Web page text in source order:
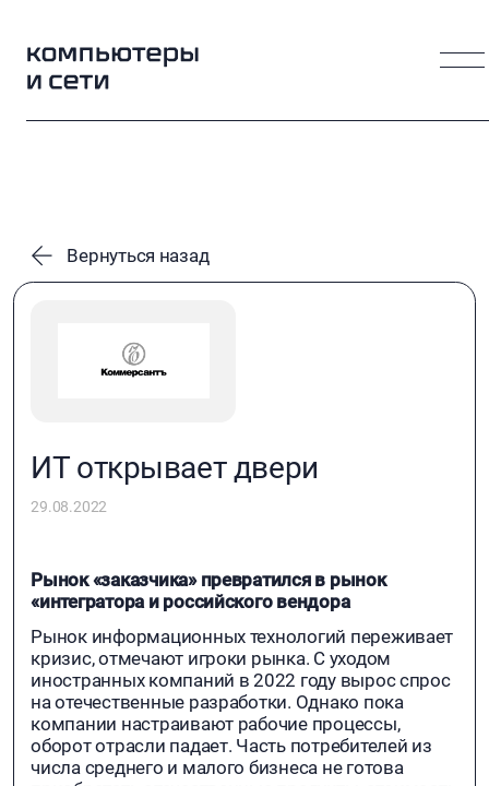
Вернуться назад
ИТ открывает двери
29.08.2022
Рынок «заказчика» превратился в рынок
«интегратора и российского вендора
Рынок информационных технологий переживает
кризис, отмечают игроки рынка. С уходом
иностранных компаний в 2022 году вырос спрос
на отечественные разработки. Однако пока
компании настраивают рабочие процессы,
оборот отрасли падает. Часть потребителей из
числа среднего и малого бизнеса не готова